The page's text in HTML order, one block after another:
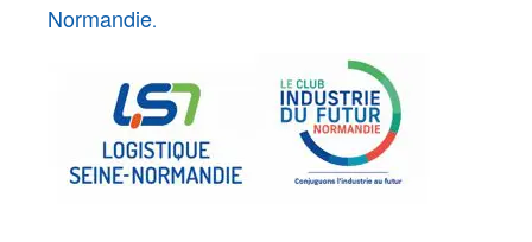
Normandie.